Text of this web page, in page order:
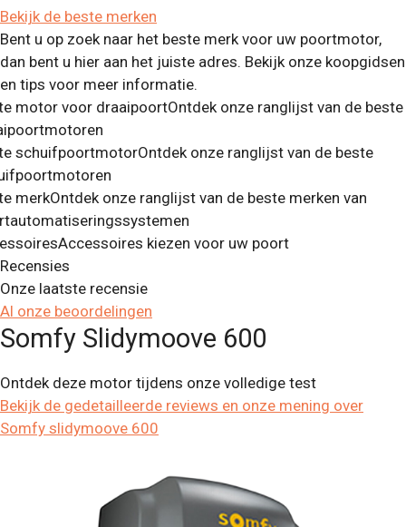
Bekijk de beste merken
Bent u op zoek naar het beste merk voor uw poortmotor,
dan bent u hier aan het juiste adres. Bekijk onze koopgidsen
en tips voor meer informatie.
motor voor draaipoortOntdek onze ranglijst van de beste
schuifpoortmotorOntdek onze ranglijst van de beste
merkOntdek onze ranglijst van de beste merken van
Accessoires kiezen voor uw poort
Recensies
Onze laatste recensie
Al onze beoordelingen
Somfy Slidymoove 600
Ontdek deze motor tijdens onze volledige test
Bekijk de gedetailleerde reviews en onze mening over
Somfy slidymoove 600